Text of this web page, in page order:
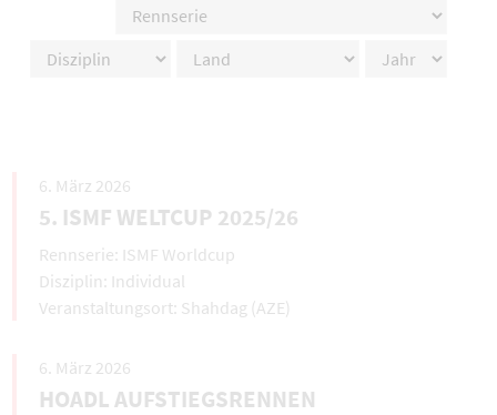
6. März 2026
5. ISMF WELTCUP 2025/26
ISMF Worldcup
Individual
Shahdag (AZE)
6. März 2026
HOADL AUFSTIEGSRENNEN